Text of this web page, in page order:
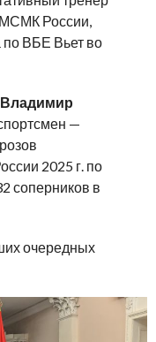
России,
ВБЕ Вьет во
Владимир
—
2025 г. по
соперников в
очередных